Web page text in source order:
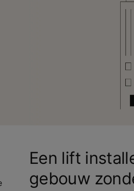
Een lift
gebouw